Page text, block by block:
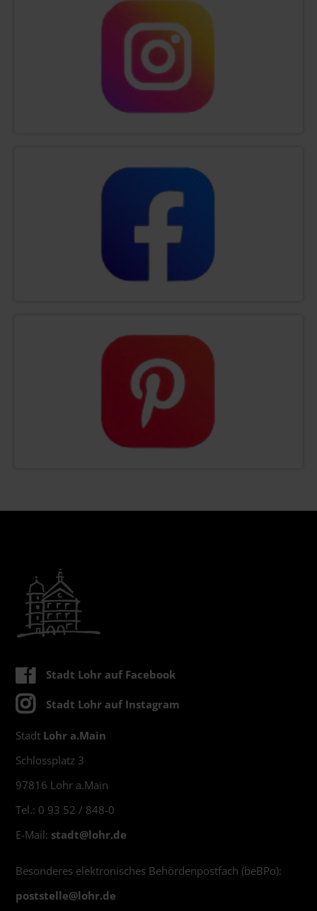
Stadt Lohr auf Facebook
Stadt Lohr auf Instagram
Stadt Lohr a.Main
Schlossplatz 3
97816 Lohr a.Main
Tel.: 0 93 52 / 848-0
E-Mail: stadt@lohr.de
Besonderes elektronisches Behördenpostfach (beBPo):
poststelle@lohr.de